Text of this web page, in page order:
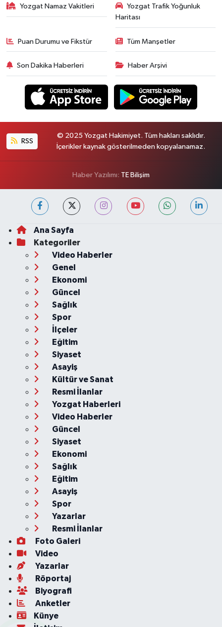
Yozgat Namaz Vakitleri
Yozgat Trafik Yoğunluk
Haritası
Puan Durumu ve Fikstür Tüm Manşetler
Son Dakika Haberleri Haber Arşivi
RSS
© 2025 Yozgat Hakimiyet. Tüm hakları saklıdır.
İçerikler kaynak gösterilmeden kopyalanamaz.
Haber Yazılımı: TE Bilişim
Ana Sayfa
Kategoriler
Video Haberler
Genel
Ekonomi
Güncel
Sağlık
Spor
İlçeler
Eğitim
Siyaset
Asayiş
Kültür ve Sanat
Resmi İlanlar
Yozgat Haberleri
Video Haberler
Güncel
Siyaset
Ekonomi
Sağlık
Eğitim
Asayiş
Spor
Yazarlar
Resmi İlanlar
Foto Galeri
Video
Yazarlar
Röportaj
Biyografi
Anketler
Künye